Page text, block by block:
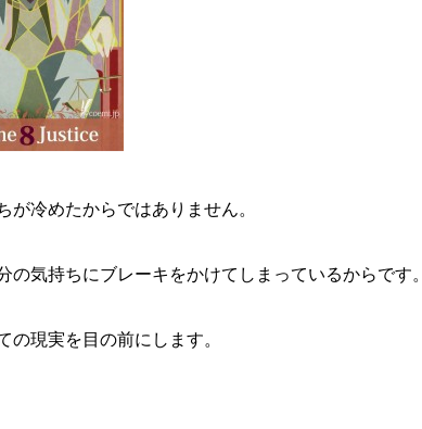
冷めたからではありません。
気持ちにブレーキをかけてしまっているからです。
現実を目の前にします。